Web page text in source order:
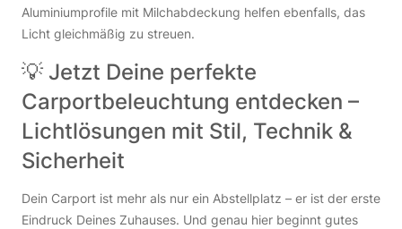
Aluminiumprofile mit Milchabdeckung helfen ebenfalls, das
Licht gleichmäßig zu streuen.
💡 Jetzt Deine perfekte
Carportbeleuchtung entdecken –
Lichtlösungen mit Stil, Technik &
Sicherheit
Dein Carport ist mehr als nur ein Abstellplatz – er ist der erste
Eindruck Deines Zuhauses. Und genau hier beginnt gutes